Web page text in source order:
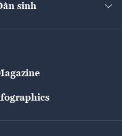
Nông sản
Giải trí
sinh